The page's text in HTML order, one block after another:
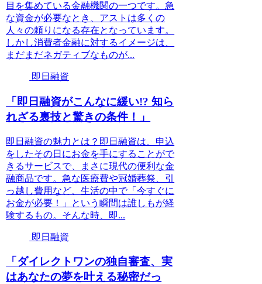
目を集めている金融機関の一つです。急
な資金が必要なとき、アストは多くの
人々の頼りになる存在となっています。
しかし消費者金融に対するイメージは、
まだまだネガティブなものが...
即日融資
「即日融資がこんなに緩い!? 知ら
れざる裏技と驚きの条件！」
即日融資の魅力とは？即日融資は、申込
をしたその日にお金を手にすることがで
きるサービスで、まさに現代の便利な金
融商品です。急な医療費や冠婚葬祭、引
っ越し費用など、生活の中で「今すぐに
お金が必要！」という瞬間は誰しもが経
験するもの。そんな時、即...
即日融資
「ダイレクトワンの独自審査、実
はあなたの夢を叶える秘密だっ